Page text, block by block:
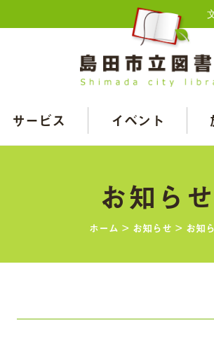
サービス イベント
お知らせ
ホーム > お知らせ > お知